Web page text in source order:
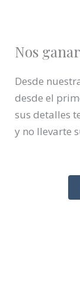
Nos
Desde
desde el
sus detalles
y no llevarte